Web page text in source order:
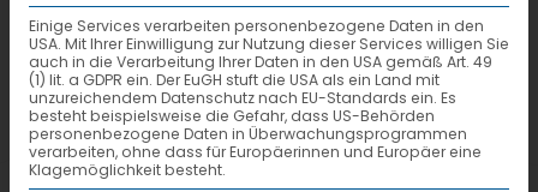
(rok) Die Stückgutkooperation Spedition
2000 geht in die VTL Vernetzte-
Transport-Logistik in Fulda über.
Spedition 2000 stellt per 30. Juni die
Geschäfte ein. Die bisherigen
Einige Services verarbeiten personenbezogene Daten in den
USA. Mit Ihrer Einwilligung zur Nutzung dieser Services willigen Sie
auch in die Verarbeitung Ihrer Daten in den USA gemäß Art. 49
(1) lit. a GDPR ein. Der EuGH stuft die USA als ein Land mit
unzureichendem Datenschutz nach EU-Standards ein. Es
besteht beispielsweise die Gefahr, dass US-Behörden
personenbezogene Daten in Überwachungsprogrammen
verarbeiten, ohne dass für Europäerinnen und Europäer eine
Klagemöglichkeit besteht.